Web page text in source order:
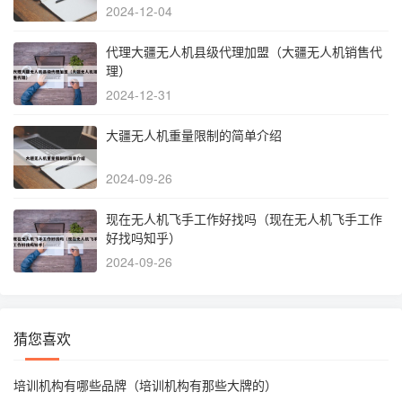
2024-12-04
代理大疆无人机县级代理加盟（大疆无人机销售代
理）
2024-12-31
大疆无人机重量限制的简单介绍
2024-09-26
现在无人机飞手工作好找吗（现在无人机飞手工作
好找吗知乎）
2024-09-26
猜您喜欢
培训机构有哪些品牌（培训机构有那些大牌的）